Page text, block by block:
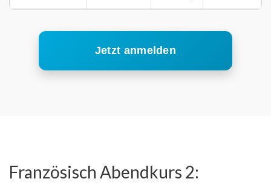
Jetzt anmelden
Französisch Abendkurs 2: